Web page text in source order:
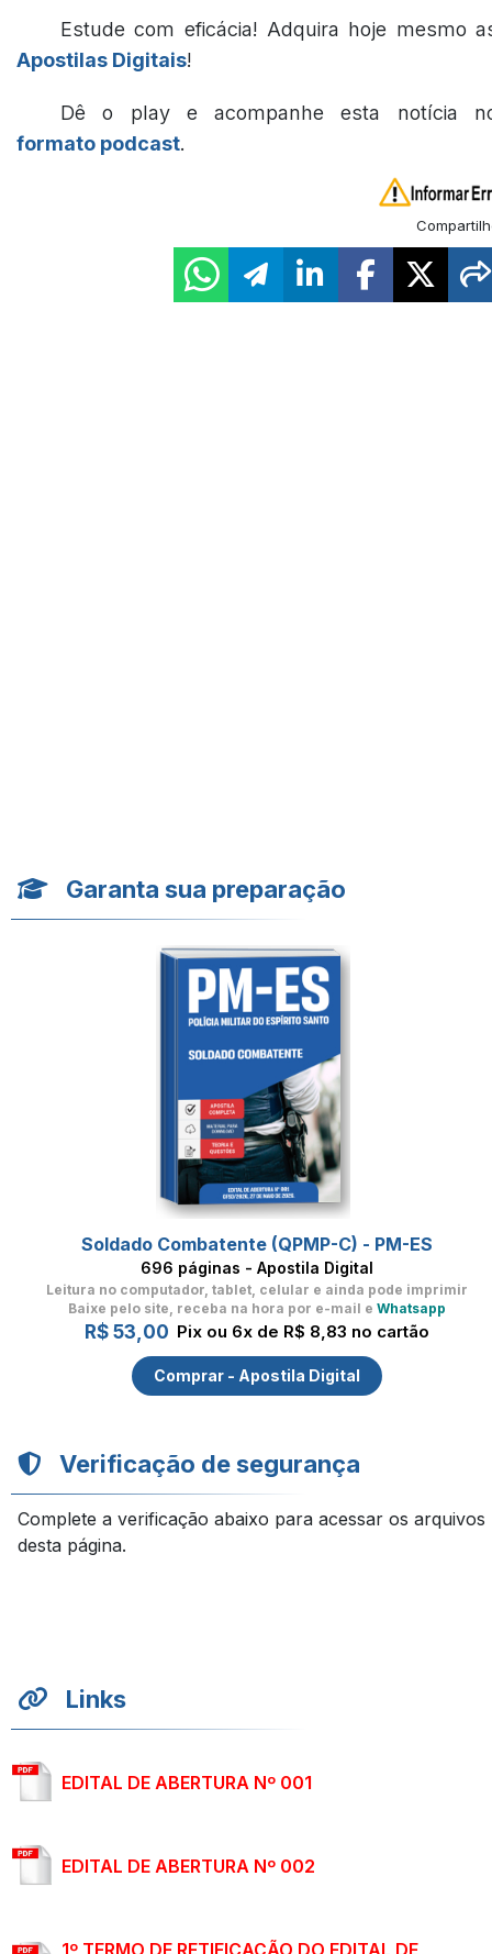
Estude com eficácia! Adquira hoje mesmo
Apostilas Digitais!
Dê o play e acompanhe esta notícia
formato podcast.
Garanta sua preparação
Soldado Combatente (QPMP-C) - PM-ES
696 páginas - Apostila Digital
Leitura no computador, tablet, celular e ainda pode imprimir
Baixe pelo site, receba na hora por e-mail e Whatsapp
R$ 53,00 Pix ou 6x de R$ 8,83 no cartão
Comprar - Apostila Digital
Verificação de segurança
Complete a verificação abaixo para acessar os arquivos
desta página.
Links
EDITAL DE ABERTURA Nº 001
EDITAL DE ABERTURA Nº 002
1º TERMO DE RETIFICAÇÃO DO EDITAL DE